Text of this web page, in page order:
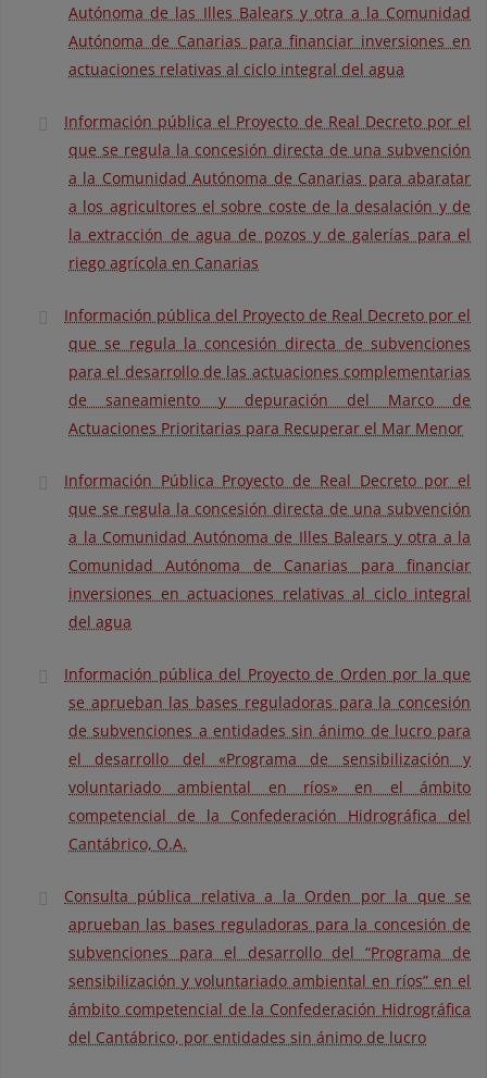
Autónoma de las Illes Balears y otra a la Comunidad
Autónoma de Canarias para financiar inversiones en
actuaciones relativas al ciclo integral del agua
Información pública el Proyecto de Real Decreto por el
que se regula la concesión directa de una subvención
a la Comunidad Autónoma de Canarias para abaratar
a los agricultores el sobre coste de la desalación y de
la extracción de agua de pozos y de galerías para el
riego agrícola en Canarias
Información pública del Proyecto de Real Decreto por el
que se regula la concesión directa de subvenciones
para el desarrollo de las actuaciones complementarias
de saneamiento y depuración del Marco de
Actuaciones Prioritarias para Recuperar el Mar Menor
Información Pública Proyecto de Real Decreto por el
que se regula la concesión directa de una subvención
a la Comunidad Autónoma de Illes Balears y otra a la
Comunidad Autónoma de Canarias para financiar
inversiones en actuaciones relativas al ciclo integral
del agua
Información pública del Proyecto de Orden por la que
se aprueban las bases reguladoras para la concesión
de subvenciones a entidades sin ánimo de lucro para
el desarrollo del «Programa de sensibilización y
voluntariado ambiental en ríos» en el ámbito
competencial de la Confederación Hidrográfica del
Cantábrico, O.A.
Consulta pública relativa a la Orden por la que se
aprueban las bases reguladoras para la concesión de
subvenciones para el desarrollo del “Programa de
sensibilización y voluntariado ambiental en ríos” en el
ámbito competencial de la Confederación Hidrográfica
del Cantábrico, por entidades sin ánimo de lucro